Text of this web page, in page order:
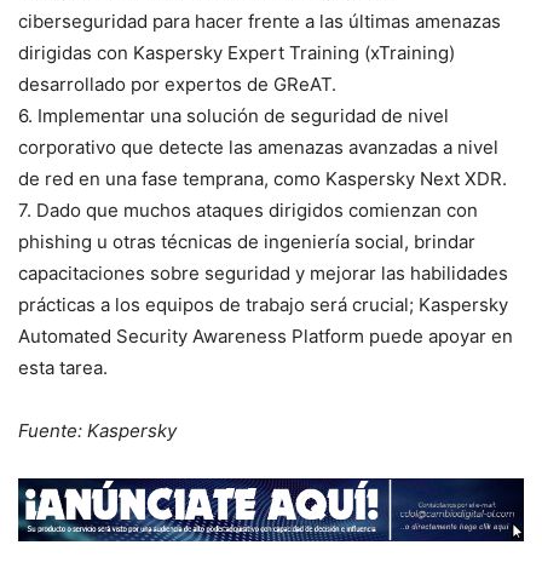
ciberseguridad para hacer frente a las últimas amenazas
dirigidas con Kaspersky Expert Training (xTraining)
desarrollado por expertos de GReAT.
6. Implementar una solución de seguridad de nivel
corporativo que detecte las amenazas avanzadas a nivel
de red en una fase temprana, como Kaspersky Next XDR.
7. Dado que muchos ataques dirigidos comienzan con
phishing u otras técnicas de ingeniería social, brindar
capacitaciones sobre seguridad y mejorar las habilidades
prácticas a los equipos de trabajo será crucial; Kaspersky
Automated Security Awareness Platform puede apoyar en
esta tarea.
Fuente: Kaspersky